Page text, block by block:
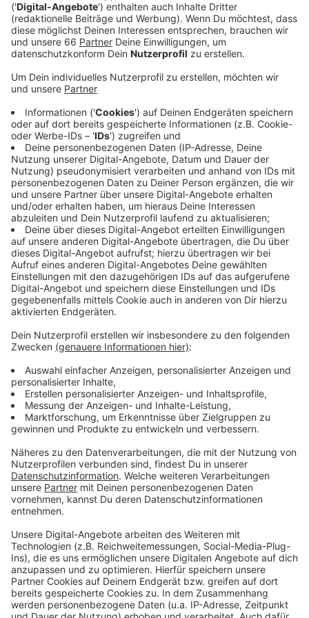
großen Aufgaben unserer Zeit, wie die Mobilitäts-
und Klimawende, brauchen wir jetzt so viele gute
Handwerker wie nie.
Aktuell werden es aber eher weniger, denn es gehen
mehr Handwerker in Rente als Nachwuchskräfte in die
Ausbildung starten. Besonders in der Baubranche ist
der Arbeitsmarkt aktuell leerfegt, bestätigt der
Sprecher der Handwerkskammer. Aber auch im
Lebensmittelbereich, zum Beispiel bei den Bäckern,
fehlt es an Fachkräften.
Anzeige
Weitere Infos und Links zum Thema
Anzeige
Düsseldorf: Hier informiert die Handwerkskammer
zur Ausbildung
Personalmangel
Personalmangel in Düsseldorfer Gastro wird
anhalten
Anzeige